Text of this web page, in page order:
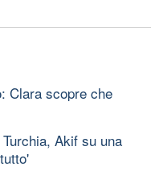
Clara scopre che
Akif su una